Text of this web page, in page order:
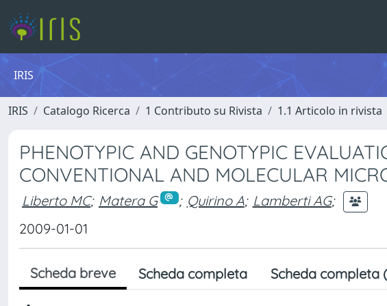
IRIS
IRIS Catalogo Ricerca 1 Contributo su Rivista 1.1 Articolo in rivista
PHENOTYPIC AND GENOTYPIC
CONVENTIONAL AND MOLECULAR
Liberto MC; Matera G ; Quirino A; Lamberti AG;
2009-01-01
Scheda breve Scheda completa Scheda completa